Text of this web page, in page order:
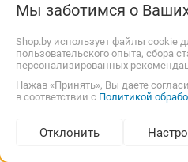
Подбор по
Мы заботимся о
Shop.by использует файлы cookie
пользовательского опыта, сбора
персонализированных
Нажав «Принять», Вы даете
в соответствии с Политикой
Отклонить